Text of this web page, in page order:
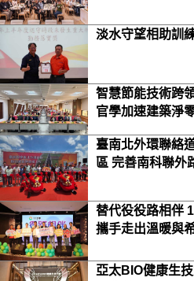
淡水守望相助訓
智慧節能技術跨
官學加速建築淨
臺南北外環聯絡
區 完善南科聯外
替代役役路相伴
攜手走出溫暖與
亞太BIO健康生